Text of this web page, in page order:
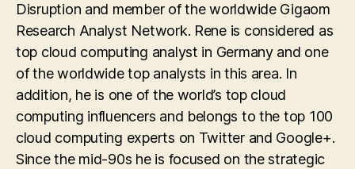
Disruption and member of the worldwide Gigaom
Research Analyst Network. Rene is considered as
top cloud computing analyst in Germany and one
of the worldwide top analysts in this area. In
addition, he is one of the world’s top cloud
computing influencers and belongs to the top 100
cloud computing experts on Twitter and Google+.
Since the mid-90s he is focused on the strategic